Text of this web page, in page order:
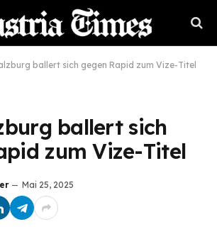
ballert sich gegen Rapid zum Vize-Titel
ballert sich
zum Vize-Titel
Mai 25, 2025